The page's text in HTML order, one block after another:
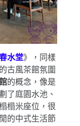
水堂》，同樣
古風茶館氛圍
的概念，像是
了庭園水池、
榻米座位，很
的中式生活節